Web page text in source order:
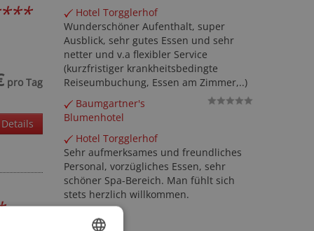
pro Tag
Details
Hotel Torgglerhof
Wunderschöner Aufenthalt, super
Ausblick, sehr gutes Essen und sehr
netter und v.a flexibler Service
(kurzfristiger krankheitsbedingte
Reiseumbuchung, Essen am Zimmer,..)
Baumgartner's
Blumenhotel
Hotel Torgglerhof
Sehr aufmerksames und freundliches
Personal, vorzügliches Essen, sehr
schöner Spa-Bereich. Man fühlt sich
stets herzlich willkommen.